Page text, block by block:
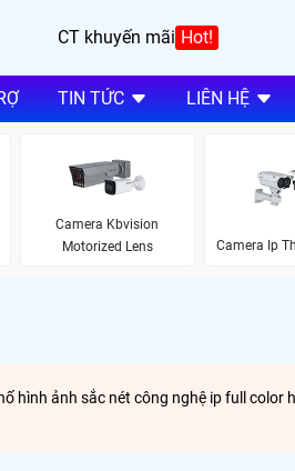
CT khuyến mãi Hot!
TIN TỨC LIÊN HỆ
Camera Kbvision
Motorized Lens
Camera Ip
hình ảnh sắc nét công nghệ ip full color